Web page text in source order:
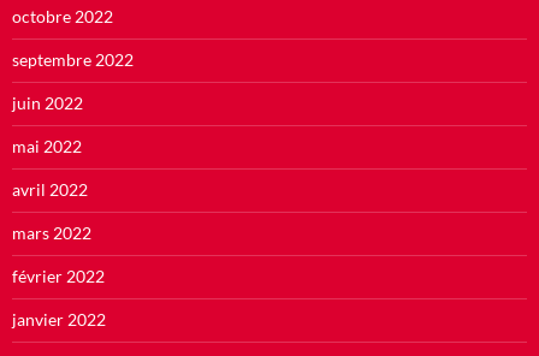
octobre 2022
septembre 2022
juin 2022
mai 2022
avril 2022
mars 2022
février 2022
janvier 2022